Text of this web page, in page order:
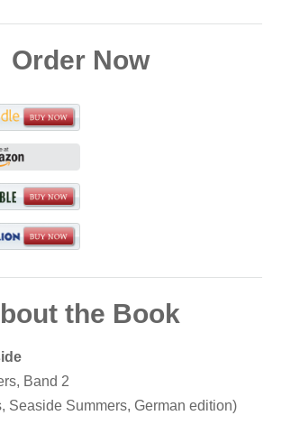
Order Now
the Book
Band 2
Seaside Summers, German edition)